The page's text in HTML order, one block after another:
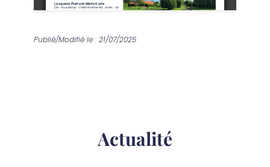
Publié/Modifié le : 21/07/2025
Actualité